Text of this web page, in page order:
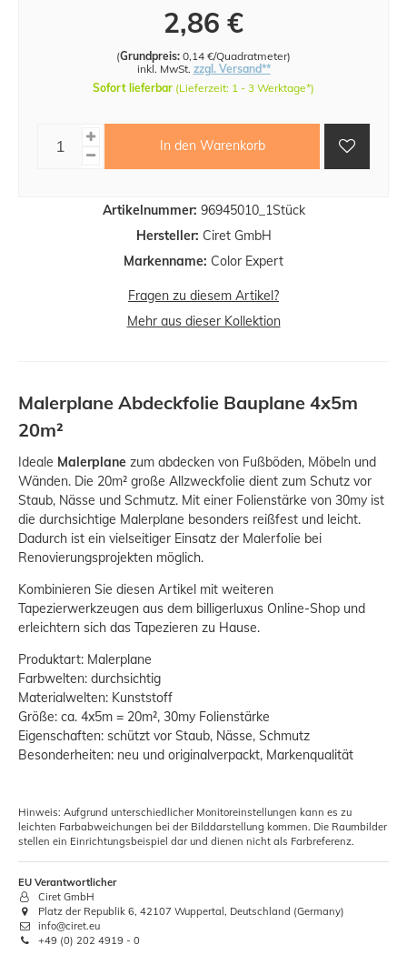
Artikelnummer: 96945010_1Stück
Hersteller: Ciret GmbH
Markenname: Color Expert
2,86 €
(Grundpreis: 0,14 €/Quadratmeter)
inkl. MwSt. zzgl. Versand**
Sofort lieferbar (Lieferzeit: 1 - 3 Werktage*)
In den Warenkorb
Fragen zu diesem Artikel?
Mehr aus dieser Kollektion
Malerplane Abdeckfolie Bauplane 4x5m
20m²
Ideale Malerplane zum abdecken von Fußböden, Möbeln und
Wänden. Die 20m² große Allzweckfolie dient zum Schutz vor
Staub, Nässe und Schmutz. Mit einer Folienstärke von 30my ist
die durchsichtige Malerplane besonders reißfest und leicht.
Dadurch ist ein vielseitiger Einsatz der Malerfolie bei
Renovierungsprojekten möglich.
Kombinieren Sie diesen Artikel mit weiteren
Tapezierwerkzeugen aus dem billigerluxus Online-Shop und
erleichtern sich das Tapezieren zu Hause.
Produktart: Malerplane
Farbwelten: durchsichtig
Materialwelten: Kunststoff
Größe: ca. 4x5m = 20m², 30my Folienstärke
Eigenschaften: schützt vor Staub, Nässe, Schmutz
Besonderheiten: neu und originalverpackt, Markenqualität
Hinweis: Aufgrund unterschiedlicher Monitoreinstellungen kann es zu
leichten Farbabweichungen bei der Bilddarstellung kommen. Die Raumbilder
stellen ein Einrichtungsbeispiel dar und dienen nicht als Farbreferenz.
EU Verantwortlicher
Ciret GmbH
Platz der Republik 6, 42107 Wuppertal, Deutschland (Germany)
info@ciret.eu
+49 (0) 202 4919 - 0